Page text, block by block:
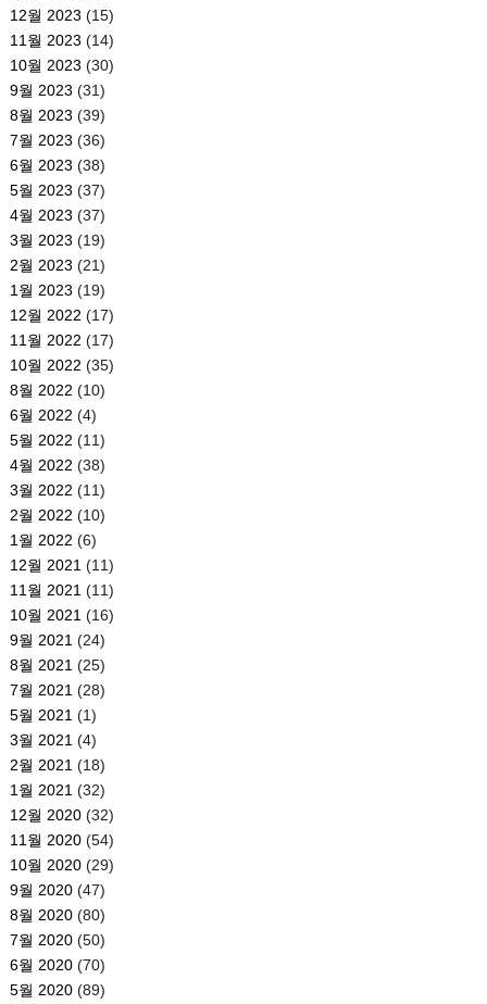
12월 2023 (15)
11월 2023 (14)
10월 2023 (30)
9월 2023 (31)
8월 2023 (39)
7월 2023 (36)
6월 2023 (38)
5월 2023 (37)
4월 2023 (37)
3월 2023 (19)
2월 2023 (21)
1월 2023 (19)
12월 2022 (17)
11월 2022 (17)
10월 2022 (35)
8월 2022 (10)
6월 2022 (4)
5월 2022 (11)
4월 2022 (38)
3월 2022 (11)
2월 2022 (10)
1월 2022 (6)
12월 2021 (11)
11월 2021 (11)
10월 2021 (16)
9월 2021 (24)
8월 2021 (25)
7월 2021 (28)
5월 2021 (1)
3월 2021 (4)
2월 2021 (18)
1월 2021 (32)
12월 2020(32)
11월 2020(54)
10월 2020(29)
9월 2020(47)
8월 2020(80)
7월 2020(50)
6월 2020(70)
5월 2020(89)